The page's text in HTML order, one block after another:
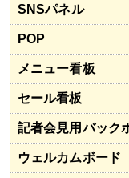
SNSパネル
POP
メニュー看板
セール看板
記者会見用バック
ウェルカムボード